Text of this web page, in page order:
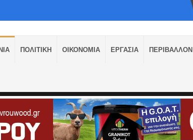
ΠΟΛΙΤΙΚΗ ΟΙΚΟΝΟΜΙΑ ΕΡΓΑΣΙΑ ΠΕΡΙΒΑΛΛΟΝ